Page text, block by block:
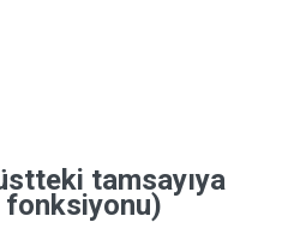
tamsayıya